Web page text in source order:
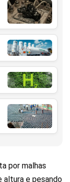
por malhas
altura e pesando